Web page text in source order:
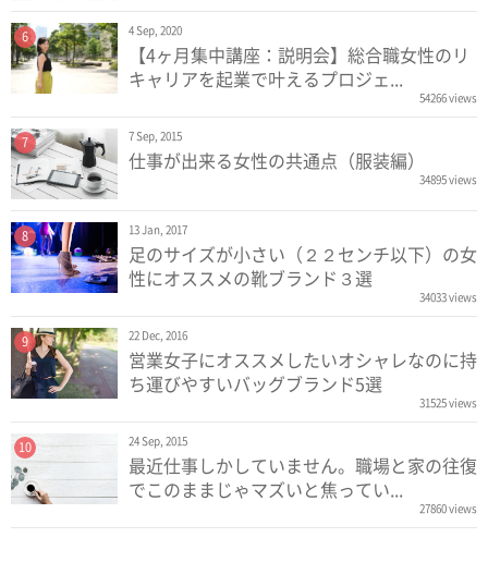
4 Sep, 2020
【4ヶ月集中講座：説明会】総合職女性のリ
キャリアを起業で叶えるプロジェ...
54266 views
6
7 Sep, 2015
仕事が出来る女性の共通点（服装編）
34895 views
7
13 Jan, 2017
足のサイズが小さい（２２センチ以下）の女
性にオススメの靴ブランド３選
34033 views
8
22 Dec, 2016
営業女子にオススメしたいオシャレなのに持
ち運びやすいバッグブランド5選
31525 views
9
24 Sep, 2015
最近仕事しかしていません。職場と家の往復
でこのままじゃマズいと焦ってい...
27860 views
10